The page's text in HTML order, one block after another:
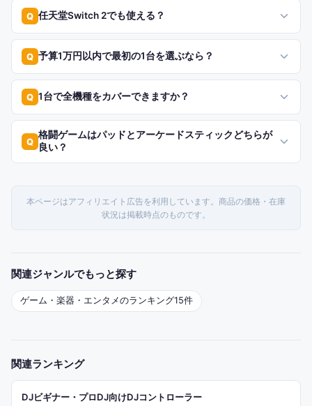
Q 任天堂Switch 2でも使える？
Q 予算1万円以内で最初の1台を選ぶなら？
Q 1台で全機種をカバーできますか？
Q
格闘ゲームはパッドとアーケードスティックどちらが
良い？
本ページはアフィリエイト広告を利用しています。商品の価格・在庫
状況は掲載時点のものです。
関連ジャンルでもっと探す
ゲーム・楽器・エンタメのランキング15件
関連ランキング
DJビギナー・プロDJ向けDJコントローラー